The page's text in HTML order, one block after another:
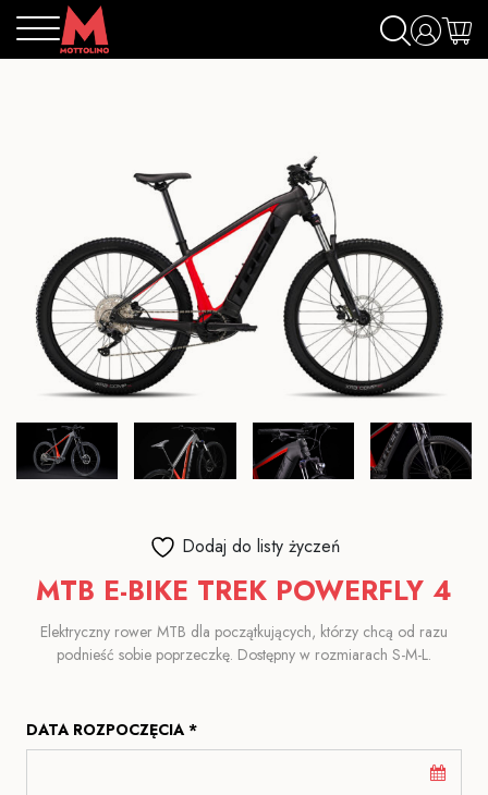
Dodaj do listy życzeń
MTB E-BIKE TREK POWERFLY 4
Elektryczny rower MTB dla początkujących, którzy chcą od razu
podnieść sobie poprzeczkę. Dostępny w rozmiarach S-M-L.
DATA ROZPOCZĘCIA *